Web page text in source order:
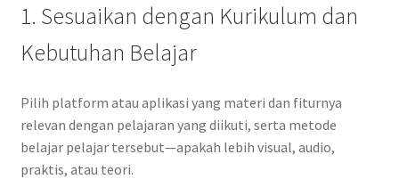
1. Sesuaikan dengan Kurikulum dan
Kebutuhan Belajar
Pilih platform atau aplikasi yang materi dan fiturnya
relevan dengan pelajaran yang diikuti, serta metode
belajar pelajar tersebut—apakah lebih visual, audio,
praktis, atau teori.